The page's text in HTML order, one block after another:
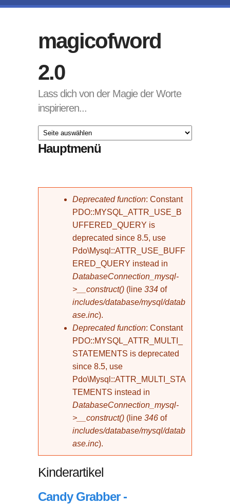
magicofword
2.0
Lass dich von der Magie der Worte
inspirieren...
Hauptmenü
Fehlermeldung
Deprecated function: Constant
PDO::MYSQL_ATTR_USE_B
UFFERED_QUERY is
deprecated since 8.5, use
Pdo\Mysql::ATTR_USE_BUFF
ERED_QUERY instead in
DatabaseConnection_mysql-
>__construct() (line 334 of
includes/database/mysql/datab
ase.inc).
Deprecated function: Constant
PDO::MYSQL_ATTR_MULTI_
STATEMENTS is deprecated
since 8.5, use
Pdo\Mysql::ATTR_MULTI_STA
TEMENTS instead in
DatabaseConnection_mysql-
>__construct() (line 346 of
includes/database/mysql/datab
ase.inc).
Kinderartikel
Candy Grabber -